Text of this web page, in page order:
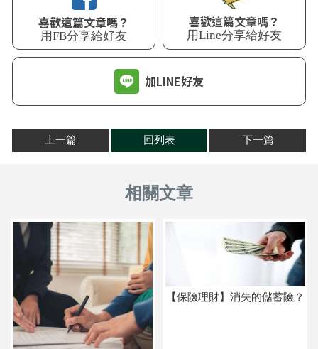
喜歡這篇文章嗎？
用FB分享給好友
喜歡這篇文章嗎？
用Line分享給好友
加LINE好友
上一篇 回列表 下一篇
【保險理財】消失的儲蓄險？